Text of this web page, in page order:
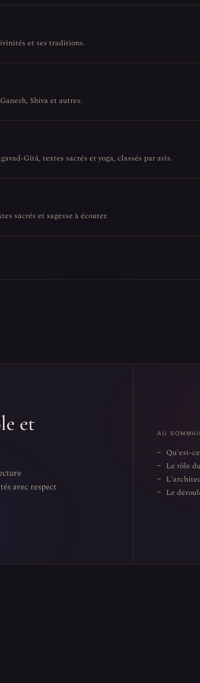
et ses traditions.
Shiva et autres.
Gîtâ, textes sacrés et yoga, classés par avis.
sacrés et sagesse à écouter.
et
avec respect
AU
Qu'est-
Le rôle
Le